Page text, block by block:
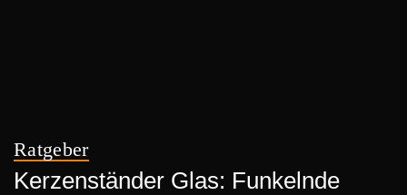
Ratgeber
Kerzenständer Glas: Funkelnde